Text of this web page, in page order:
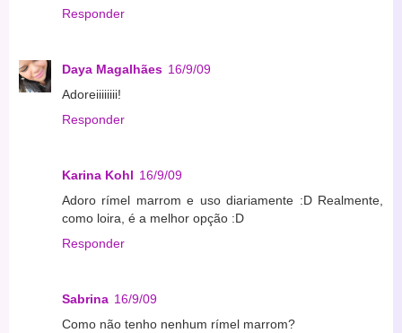
Responder
Daya Magalhães 16/9/09
Adoreiiiiiiii!
Responder
Karina Kohl 16/9/09
Adoro rímel marrom e uso diariamente :D Realmente,
como loira, é a melhor opção :D
Responder
Sabrina 16/9/09
Como não tenho nenhum rímel marrom?